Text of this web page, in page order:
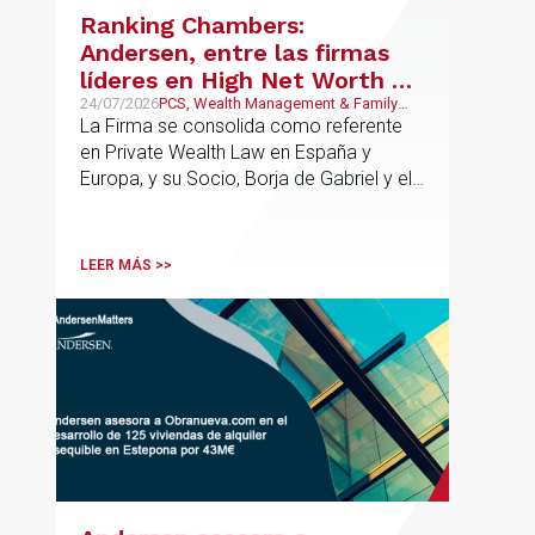
todas las fases de la operación.
Ranking Chambers:
Andersen, entre las firmas
líderes en High Net Worth en
España y Europa
24/07/2026PCS, Wealth Management & Family
Business
La Firma se consolida como referente
en Private Wealth Law en España y
Europa, y su Socio, Borja de Gabriel y el
profesionales clave del sector.
LEER MÁS >>